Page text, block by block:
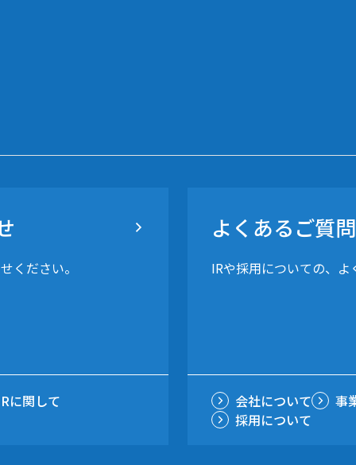
ください。
に関して
よくあるご質問
IRや採用についての、よ
会社について 事
採用について